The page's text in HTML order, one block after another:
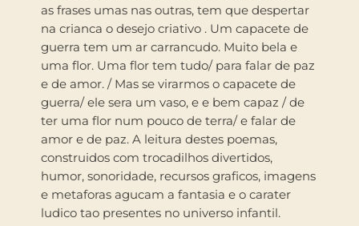
as frases umas nas outras, tem que despertar
na crianca o desejo criativo . Um capacete de
guerra tem um ar carrancudo. Muito bela e
uma flor. Uma flor tem tudo/ para falar de paz
e de amor. / Mas se virarmos o capacete de
guerra/ ele sera um vaso, e e bem capaz / de
ter uma flor num pouco de terra/ e falar de
amor e de paz. A leitura destes poemas,
construidos com trocadilhos divertidos,
humor, sonoridade, recursos graficos, imagens
e metaforas agucam a fantasia e o carater
ludico tao presentes no universo infantil.